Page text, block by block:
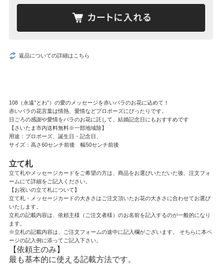
返品についての詳細はこちら
108（永遠”とわ”）の愛のメッセージを赤いバラのお花に込めて！
赤いバラの花言葉は情熱、愛情などプロポーズにぴったりです。
日ごろの感謝や愛情をバラのお花に託して、結婚記念日にもおすすめです
【さいたま市内送料無料※一部地域除】
用途：プロポーズ、誕生日・記念日、
サイズ：高さ60センチ前後 幅50センチ前後
立て札
立て札やメッセージカードをご希望の方は、商品をお選びいただいた後、注文フォ
ームにて詳細をご記入ください。
【お祝いの立て札について】
立て札・メッセージカードの大きさはご注文頂いたお花の大きさに合わせてお選び
いたします。
立札の記載内容は、依頼主様（ご注文者様）のお名前を記入するのが一般的になり
ます。
※立札の記載内容は、ご注文フォームの途中に記入欄がございます。 そちらに本ペ
ージの記入例に添ってご記入下さい。
【依頼主のみ】
最も基本的に使える記載方法です。